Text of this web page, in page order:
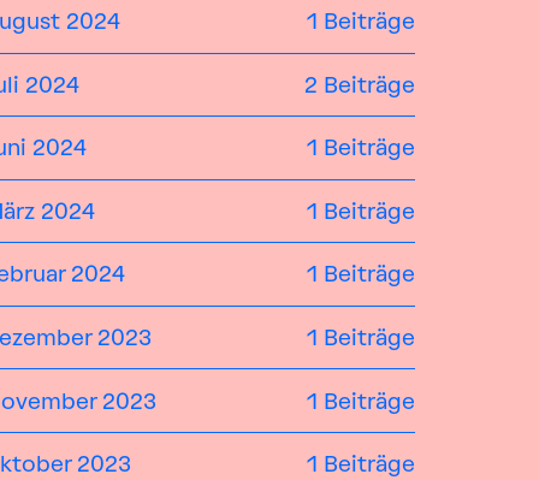
2024 1 Beiträge
2024 2 Beiträge
2024 1 Beiträge
2024 1 Beiträge
2024 1 Beiträge
2023 1 Beiträge
2023 1 Beiträge
2023 1 Beiträge